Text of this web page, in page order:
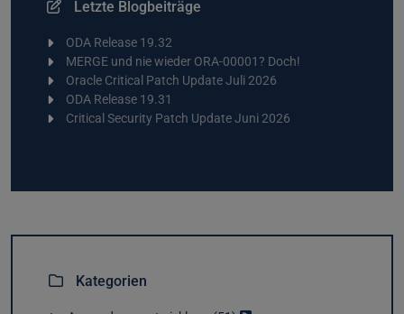
Letzte Blogbeiträge
ODA Release 19.32
MERGE und nie wieder ORA-00001? Doch!
Oracle Critical Patch Update Juli 2026
ODA Release 19.31
Critical Security Patch Update Juni 2026
Kategorien